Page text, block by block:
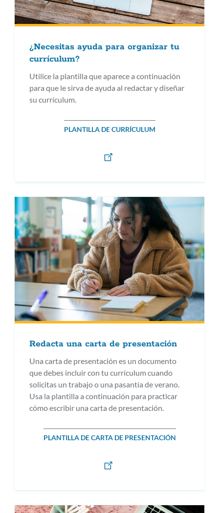
¿Necesitas ayuda para organizar tu
currículum?
Utilice la plantilla que aparece a continuación
para que le sirva de ayuda al redactar y diseñar
su currículum.
PLANTILLA DE CURRÍCULUM
Redacta una carta de presentación
Una carta de presentación es un documento
que debes incluir con tu currículum cuando
solicitas un trabajo o una pasantía de verano.
Usa la plantilla a continuación para practicar
cómo escribir una carta de presentación.
PLANTILLA DE CARTA DE PRESENTACIÓN